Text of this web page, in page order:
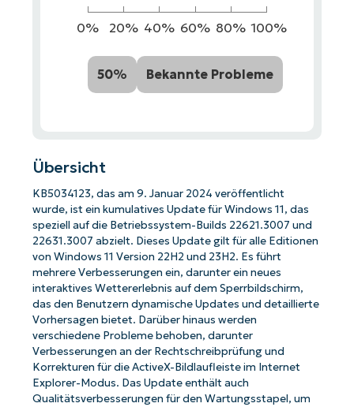
0% 20% 40% 60% 80% 100%
50% Bekannte Probleme
Übersicht
KB5034123, das am 9. Januar 2024 veröffentlicht
wurde, ist ein kumulatives Update für Windows 11, das
speziell auf die Betriebssystem-Builds 22621.3007 und
22631.3007 abzielt. Dieses Update gilt für alle Editionen
von Windows 11 Version 22H2 und 23H2. Es führt
mehrere Verbesserungen ein, darunter ein neues
interaktives Wettererlebnis auf dem Sperrbildschirm,
das den Benutzern dynamische Updates und detaillierte
Vorhersagen bietet. Darüber hinaus werden
verschiedene Probleme behoben, darunter
Verbesserungen an der Rechtschreibprüfung und
Korrekturen für die ActiveX-Bildlaufleiste im Internet
Explorer-Modus. Das Update enthält auch
Qualitätsverbesserungen für den Wartungsstapel, um